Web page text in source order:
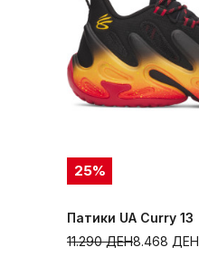
25%
Патики UA Curry 13
8.468 ДЕН
11.290ДЕН